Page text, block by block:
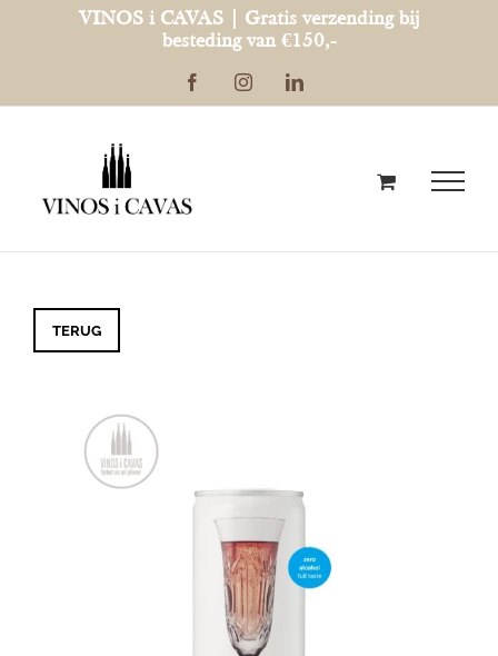
VINOS i CAVAS | Gratis verzending bij
besteding van €150,-
FacebookInstagramLinkedIn
TERUG